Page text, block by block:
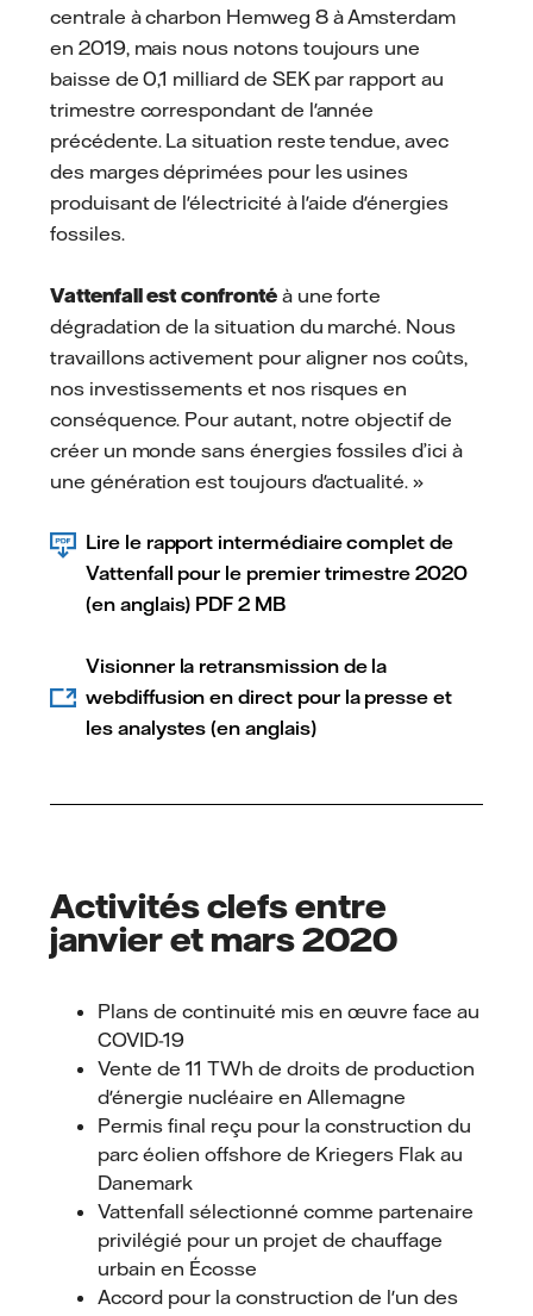
centrale à charbon Hemweg 8 à Amsterdam
en 2019, mais nous notons toujours une
baisse de 0,1 milliard de SEK par rapport au
trimestre correspondant de l'année
précédente. La situation reste tendue, avec
des marges déprimées pour les usines
produisant de l'électricité à l'aide d'énergies
fossiles.
Vattenfall est confrontéà une forte
dégradation de la situation du marché. Nous
travaillons activement pour aligner nos coûts,
nos investissements et nos risques en
conséquence. Pour autant, notre objectif de
créer un monde sans énergies fossiles d’ici à
une génération est toujours d'actualité. »
Lire le rapport intermédiaire complet de
Vattenfall pour le premier trimestre 2020
(en anglais) PDF 2 MB
Visionner la retransmission de la
webdiffusion en direct pour la presse et
les analystes (en anglais)
Activités clefs entre
janvier et mars 2020
Plans de continuité mis en œuvre face au
COVID-19
Vente de 11 TWh de droits de production
d'énergie nucléaire en Allemagne
Permis final reçu pour la construction du
parc éolien offshore de Kriegers Flak au
Danemark
Vattenfall sélectionné comme partenaire
privilégié pour un projet de chauffage
urbain en Écosse
Accord pour la construction de l'un des